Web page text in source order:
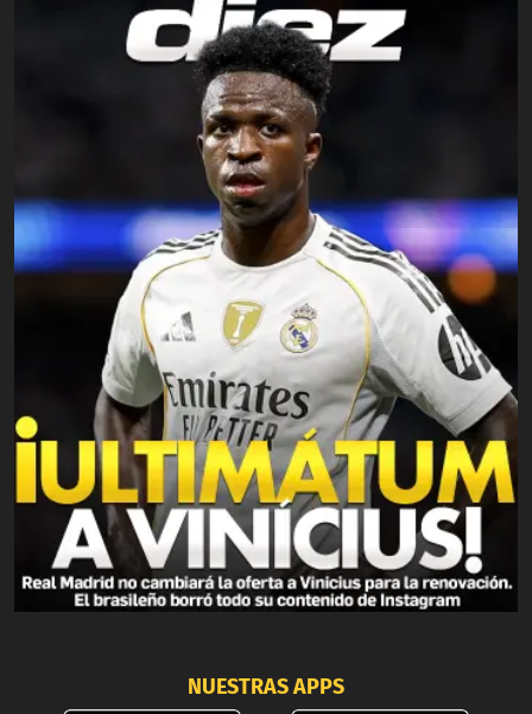
NUESTRAS APPS